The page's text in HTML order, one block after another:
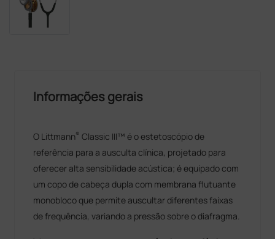
Informações gerais
O Littmann® Classic III™ é o estetoscópio de
referência para a ausculta clínica, projetado para
oferecer alta sensibilidade acústica; é equipado com
um copo de cabeça dupla com membrana flutuante
monobloco que permite auscultar diferentes faixas
de frequência, variando a pressão sobre o diafragma.